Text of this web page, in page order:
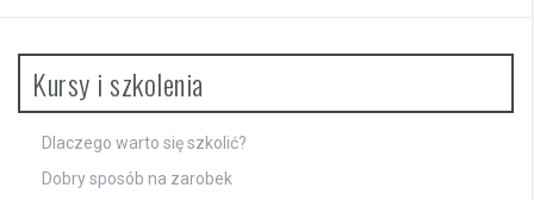
Kursy i szkolenia
Dlaczego warto się szkolić?
Dobry sposób na zarobek